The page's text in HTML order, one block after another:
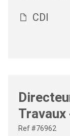
CDI
Ref #76962